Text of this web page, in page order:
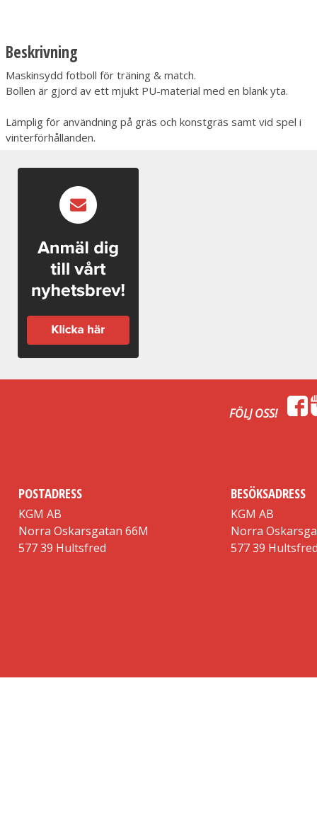
Beskrivning
Maskinsydd fotboll för träning & match.
Bollen är gjord av ett mjukt PU-material med en blank yta.
Lämplig för användning på gräs och konstgräs samt vid spel i
vinterförhållanden.
FÖLJ OSS!
POSTADRESS
KGM AB
Norra Oskarsgatan 66M
577 39 Hultsfred
BESÖKSADRESS
KGM AB
Norra
577 39